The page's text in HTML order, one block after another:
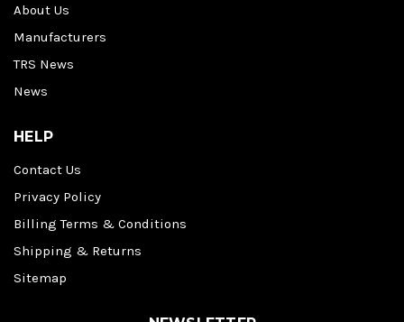
About Us
Manufacturers
TRS News
News
HELP
Contact Us
Privacy Policy
Billing Terms & Conditions
Shipping & Returns
Sitemap